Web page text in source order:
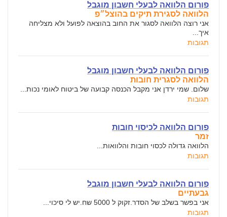
פורום הלוואה לבעלי חשבון מוגבל
הלוואה לסגירת תיקים בהוצל״פ
אני רוצה הלוואה לסגור את החוב בהוצאה לפועל ולא מצליחה
איך...
תגובות
פורום הלוואה לבעלי חשבון מוגבל
הלוואה לסגרית חובות
שלום. שמי ירדן אני מקבל הכנסה קבועה של ביטוח לאומי נכות...
תגובות
פורום הלוואה לכיסוי חובות
זמר
הלוואה גדולה לכסוי חובות והלוואות...
תגובות
פורום הלוואה לבעלי חשבון מוגבל
גבעתיים
אני בפשר בשלב של הסדר.זקוק ל 5000 שח.יש לי סיכוי...
תגובות